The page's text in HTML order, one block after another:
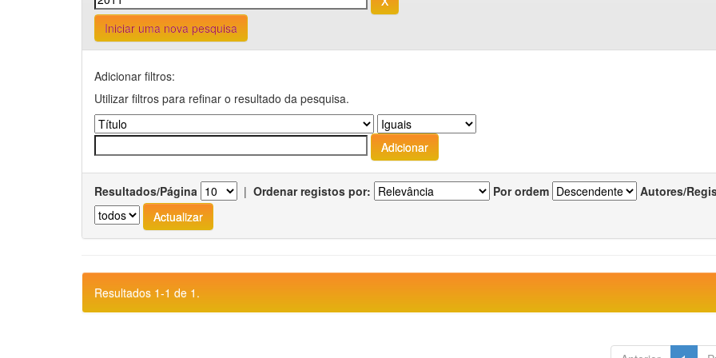
Iniciar uma nova pesquisa
Adicionar filtros:
Utilizar filtros para refinar o resultado da pesquisa.
Resultados/Página | Ordenar registos por: Por ordem Autores/
Resultados 1-1 de 1.